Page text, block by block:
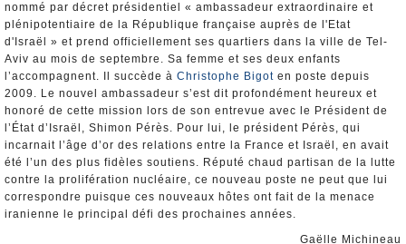
nommé par décret présidentiel « ambassadeur extraordinaire et
plénipotentiaire de la République française auprès de l'Etat
d'Israël » et prend officiellement ses quartiers dans la ville de Tel-
Aviv au mois de septembre. Sa femme et ses deux enfants
l’accompagnent. Il succède à Christophe Bigot en poste depuis
2009. Le nouvel ambassadeur s’est dit profondément heureux et
honoré de cette mission lors de son entrevue avec le Président de
l’État d’Israël, Shimon Pérès. Pour lui, le président Pérès, qui
incarnait l’âge d’or des relations entre la France et Israël, en avait
été l’un des plus fidèles soutiens. Réputé chaud partisan de la lutte
contre la prolifération nucléaire, ce nouveau poste ne peut que lui
correspondre puisque ces nouveaux hôtes ont fait de la menace
iranienne le principal défi des prochaines années.
Gaëlle Michineau